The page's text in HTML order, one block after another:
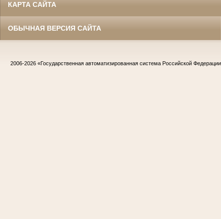
КАРТА САЙТА
ОБЫЧНАЯ ВЕРСИЯ САЙТА
2006-2026 «Государственная автоматизированная система Российской